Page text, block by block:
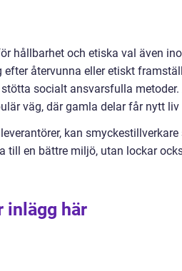
hållbarhet och etiska val även
återvunna eller etiskt
socialt ansvarsfulla metoder.
väg, där gamla delar får nytt liv
kan
till en bättre miljö, utan lockar
inlägg här